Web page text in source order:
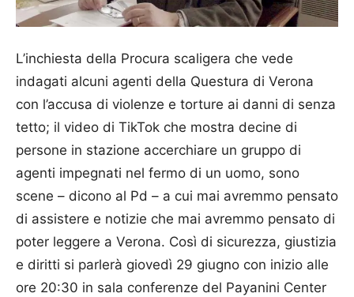
L’inchiesta della Procura scaligera che vede
indagati alcuni agenti della Questura di Verona
con l’accusa di violenze e torture ai danni di senza
tetto; il video di TikTok che mostra decine di
persone in stazione accerchiare un gruppo di
agenti impegnati nel fermo di un uomo, sono
scene – dicono al Pd – a cui mai avremmo pensato
di assistere e notizie che mai avremmo pensato di
poter leggere a Verona. Così di sicurezza, giustizia
e diritti si parlerà giovedì 29 giugno con inizio alle
ore 20:30 in sala conferenze del Payanini Center